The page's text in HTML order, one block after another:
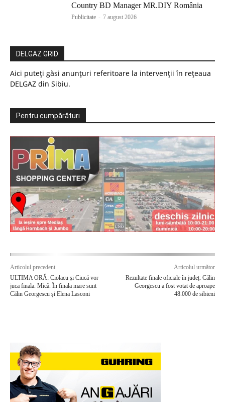
Country BD Manager MR.DIY România
Publicitate - 7 august 2026
DELGAZ GRID
Aici puteți găsi anunțuri referitoare la intervenții în rețeaua
DELGAZ din Sibiu.
Pentru cumpărături
Articolul precedent
ULTIMA ORĂ: Ciolacu și Ciucă vor
juca finala. Mică. În finala mare sunt
Călin Georgescu și Elena Lasconi
Articolul următor
Rezultate finale oficiale în județ: Călin
Georgescu a fost votat de aproape
48.000 de sibieni